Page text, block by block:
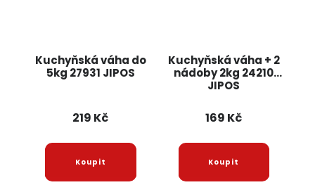
Kuchyňská váha do
5kg 27931 JIPOS
219 Kč
Kuchyňská váha + 2
nádoby 2kg 24210
JIPOS
169 Kč